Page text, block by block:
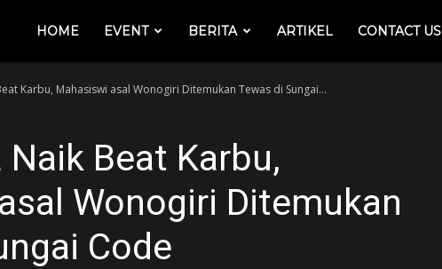
HOME EVENT BERITA ARTIKEL CONTACT US
Karbu, Mahasiswi asal Wonogiri Ditemukan Tewas di Sungai...
Beat Karbu,
Wonogiri Ditemukan
Code